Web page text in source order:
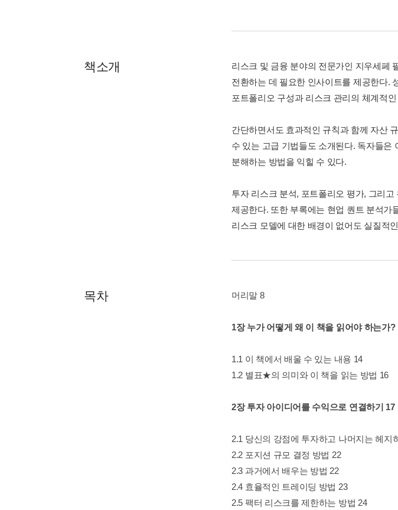
책소개
리스크 및 금융 분야의 전문가인 지우세페
전환하는 데 필요한 인사이트를 제공한다.
포트폴리오 구성과 리스크 관리의 체계적
간단하면서도 효과적인 규칙과 함께 자산
수 있는 고급 기법들도 소개된다. 독자들은
분해하는 방법을 익힐 수 있다.
투자 리스크 분석, 포트폴리오 평가, 그리
제공한다. 또한 부록에는 현업 퀀트 분석가
리스크 모델에 대한 배경이 없어도 실질적
목차 머리말 8
1장 누가 어떻게 왜 이 책을 읽어야 하는가?
1.1 이 책에서 배울 수 있는 내용 14
1.2 별표★의 의미와 이 책을 읽는 방법 16
2장 투자 아이디어를 수익으로 연결하기 17
2.1 당신의 강점에 투자하고 나머지는 헤지
2.2 포지션 규모 결정 방법 22
2.3 과거에서 배우는 방법 22
2.4 효율적인 트레이딩 방법 23
2.5 팩터 리스크를 제한하는 방법 24